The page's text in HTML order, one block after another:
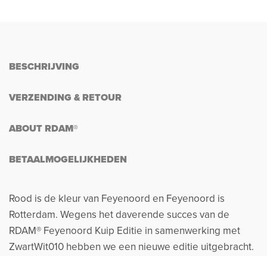
BESCHRIJVING
VERZENDING & RETOUR
ABOUT RDAM®
BETAALMOGELIJKHEDEN
Rood is de kleur van Feyenoord en Feyenoord is
Rotterdam. Wegens het daverende succes van de
RDAM® Feyenoord Kuip Editie in samenwerking met
ZwartWit010 hebben we een nieuwe editie uitgebracht.